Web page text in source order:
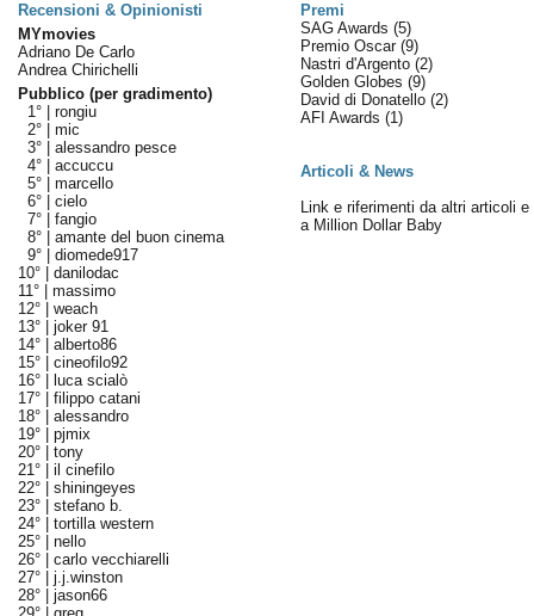
Recensioni & Opinionisti
Premi
MYmovies
Adriano De Carlo
Andrea Chirichelli
Pubblico (per gradimento)
1° | rongiu
2° | mic
3° | alessandro pesce
4° | accuccu
5° | marcello
6° | cielo
7° | fangio
8° | amante del buon cinema
9° | diomede917
10° | danilodac
11° | massimo
12° | weach
13° | joker 91
14° | alberto86
15° | cineofilo92
16° |
luca scialò
17° | filippo catani
18° | alessandro
19° | pjmix
20° | tony
21° | il cinefilo
22° | shiningeyes
23° | stefano b.
24° | tortilla western
25° | nello
26° | carlo vecchiarelli
27° | j.j.winston
28° | jason66
SAG Awards (5)
Premio Oscar (9)
Nastri d'Argento (2)
Golden Globes (9)
David di Donatello (2)
AFI Awards (1)
Articoli & News
Link e riferimenti da altri articoli e
a Million Dollar Baby